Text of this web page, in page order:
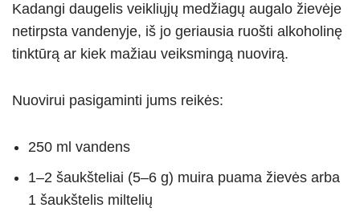
Kadangi daugelis veikliųjų medžiagų augalo žievėje
netirpsta vandenyje, iš jo geriausia ruošti alkoholinę
tinktūrą ar kiek mažiau veiksmingą nuovirą.
Nuovirui pasigaminti jums reikės:
250 ml vandens
1–2 šaukšteliai (5–6 g) muira puama žievės arba
1 šaukštelis miltelių